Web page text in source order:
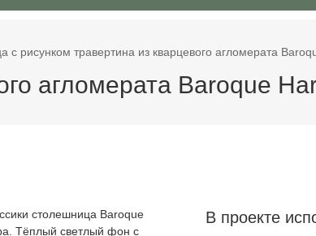
с рисунком травертина из кварцевого агломерата
агломерата Baroque
В проекте
столешница Baroque
Тёплый светлый фон с